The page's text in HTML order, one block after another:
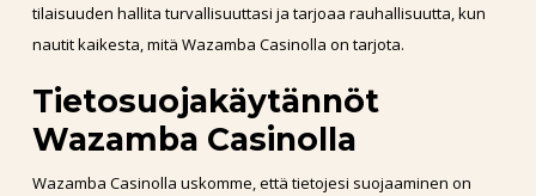
tilaisuuden hallita turvallisuuttasi ja tarjoaa rauhallisuutta, kun
nautit kaikesta, mitä Wazamba Casinolla on tarjota.
Tietosuojakäytännöt
Wazamba Casinolla
Wazamba Casinolla uskomme, että tietojesi suojaaminen on